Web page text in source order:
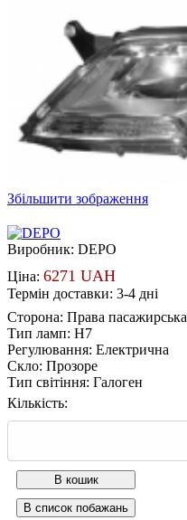
Збільшити зображення
Виробник: DEPO
Ціна: 6271 UAH
Термін доставки: 3-4 дні
Сторона: Права пасажирська
Тип ламп: H7
Регулювання: Електрична
Скло: Прозоре
Тип світіння: Галоген
Кількість: